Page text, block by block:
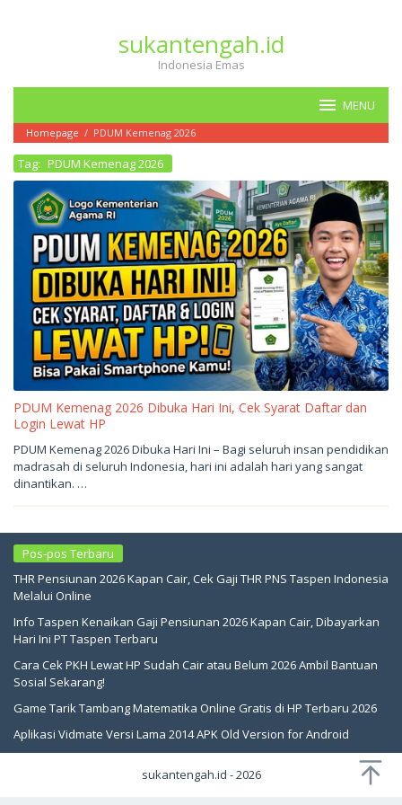
sukantengah.id
Indonesia Emas
MENU
Homepage / PDUM Kemenag 2026
Tag: PDUM Kemenag 2026
PDUM Kemenag 2026 Dibuka Hari Ini, Cek Syarat Daftar dan
Login Lewat HP
Mei
2026
oleh
sukantengah
PDUM Kemenag 2026 Dibuka Hari Ini – Bagi seluruh insan pendidikan
madrasah di seluruh Indonesia, hari ini adalah hari yang sangat
dinantikan. …
Pos-pos Terbaru
THR Pensiunan 2026 Kapan Cair, Cek Gaji THR PNS Taspen Indonesia
Melalui Online
Info Taspen Kenaikan Gaji Pensiunan 2026 Kapan Cair, Dibayarkan
Hari Ini PT Taspen Terbaru
Cara Cek PKH Lewat HP Sudah Cair atau Belum 2026 Ambil Bantuan
Sosial Sekarang!
Game Tarik Tambang Matematika Online Gratis di HP Terbaru 2026
Aplikasi Vidmate Versi Lama 2014 APK Old Version for Android
sukantengah.id - 2026